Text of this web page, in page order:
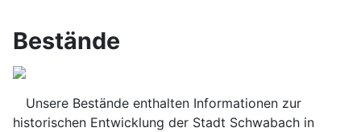
Bestände
Unsere Bestände enthalten Informationen zur
historischen Entwicklung der Stadt Schwabach in